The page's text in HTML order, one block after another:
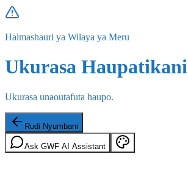
Halmashauri ya Wilaya ya Meru
Ukurasa Haupatikani
Ukurasa unaoutafuta haupo.
Rudi Nyumbani
Ask GWF AI Assistant